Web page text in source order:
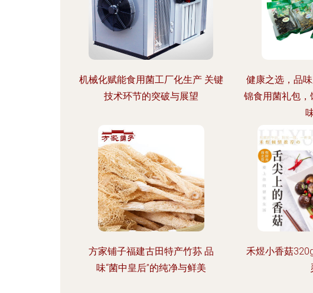
机械化赋能食用菌工厂化生产 关键
技术环节的突破与展望
健康之选，品
锦食用菌礼包
方家铺子福建古田特产竹荪 品
味“菌中皇后”的纯净与鲜美
禾煜小香菇